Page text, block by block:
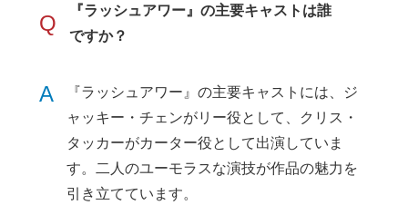
Q
『ラッシュアワー』の主要キャストは誰
ですか？
A
『ラッシュアワー』の主要キャストには、ジ
ャッキー・チェンがリー役として、クリス・
タッカーがカーター役として出演していま
す。二人のユーモラスな演技が作品の魅力を
引き立てています。